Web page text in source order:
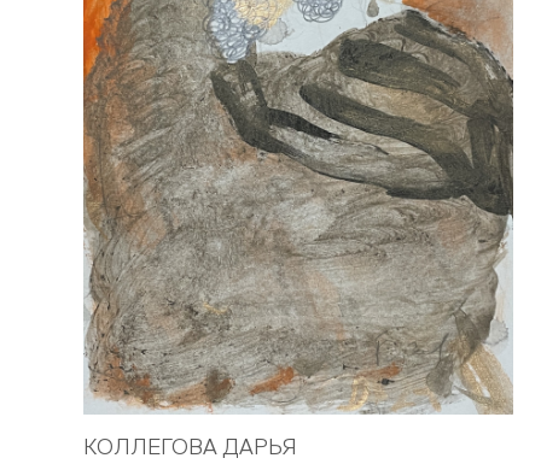
КОЛЛЕГОВА ДАРЬЯ